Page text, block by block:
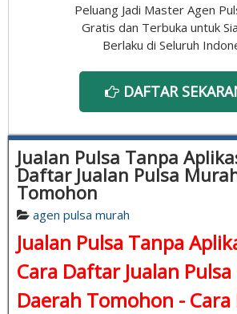
Peluang Jadi Master Agen
Gratis dan Terbuka untuk
Berlaku di Seluruh
DAFTAR
Jualan Pulsa Tanpa
Daftar Jualan Pulsa
Tomohon
agen pulsa murah
Jualan Pulsa Tanpa
Cara Daftar Jualan
Daerah Tomohon -